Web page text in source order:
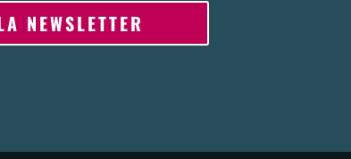
NEWSLETTER